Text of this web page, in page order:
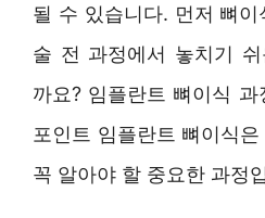
될 수 있습니다. 먼저 뼈
술 전 과정에서 놓치기
까요? 임플란트 뼈이식
포인트 임플란트 뼈이식
꼭 알아야 할 중요한 과정